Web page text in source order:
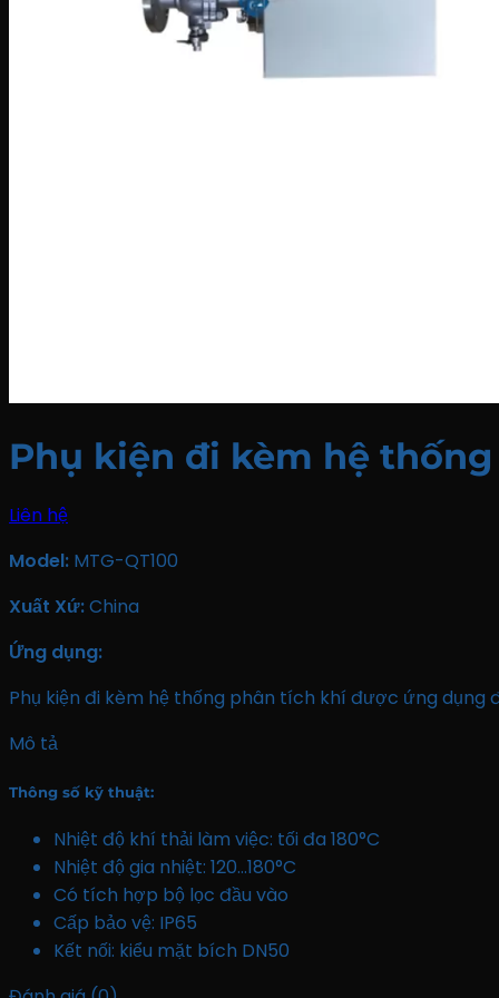
Phụ kiện đi kèm hệ
Liên hệ
Model: MTG-QT100
Xuất Xứ:China
Ứng dụng:
Phụ kiện đi kèm hệ thống phân tích khí được ứng
Mô tả
Thông số kỹ thuật:
Nhiệt độ khí thải làm việc: tối đa 180°C
Nhiệt độ gia nhiệt: 120…180°C
Có tích hợp bộ lọc đầu vào
Cấp bảo vệ: IP65
Kết nối: kiểu mặt bích DN50